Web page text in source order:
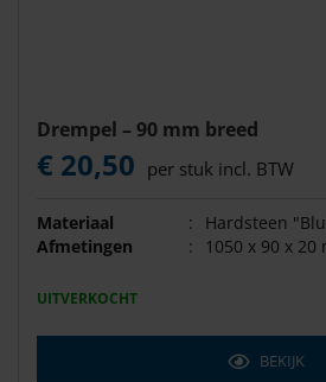
Drempel – 90 mm breed
€ 20,50 per stuk incl. BTW
Materiaal :
Hardsteen
Afmetingen
: 1050 x 90 x 20
UITVERKOCHT
BEKIJK